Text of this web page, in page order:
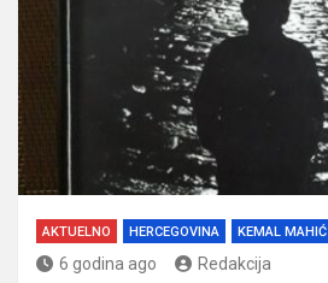
AKTUELNO HERCEGOVINA KEMAL MAHIĆ
6 godina ago Redakcija